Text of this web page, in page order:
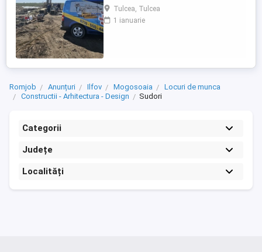
AJUTOR SONDOR FORAJE PUTURI APA
Vrei salariu bun, cazare asigurata,
program clar si stabilitate pe termen lung?
organizat, ...
Tulcea, Tulcea
1 ianuarie
Romjob Anunțuri Ilfov Mogosoaia
Locuri de munca
Constructii - Arhitectura - Design
Sudori
Categorii
Județe
Localități